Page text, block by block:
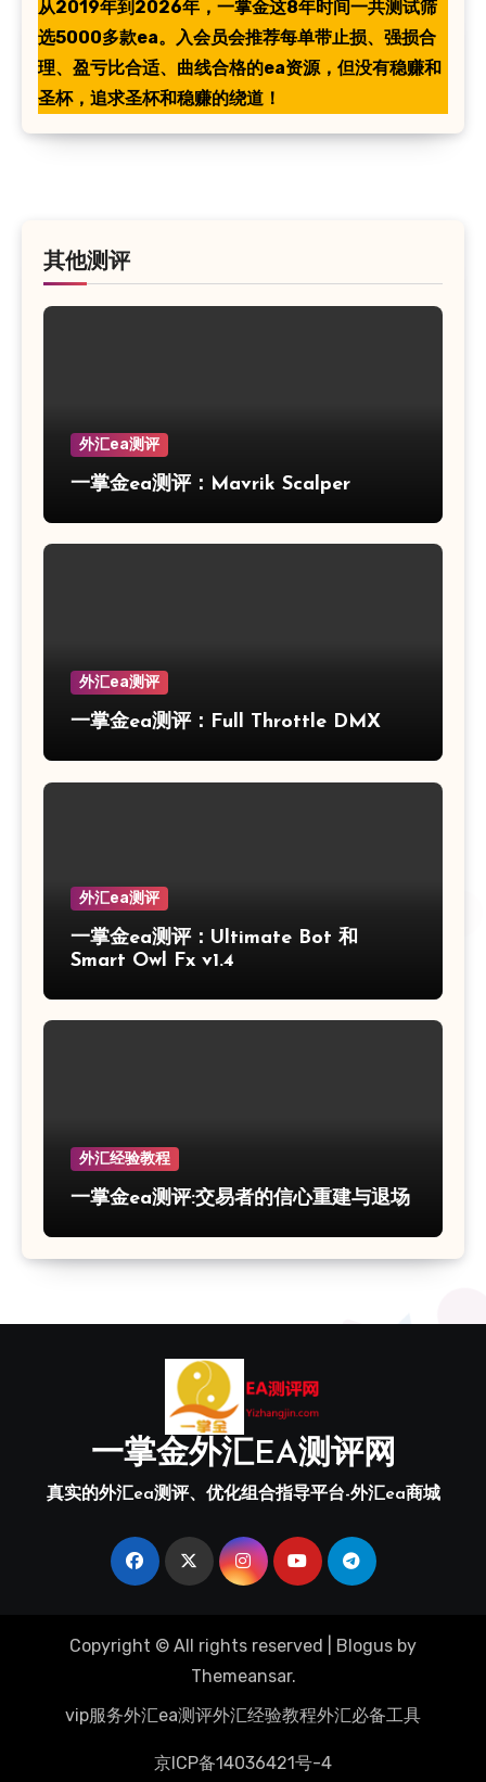
从2019年到2026年，一掌金这8年时间一共测试筛
选5000多款ea。入会员会推荐每单带止损、强损合
理、盈亏比合适、曲线合格的ea资源，但没有稳赚和
圣杯，追求圣杯和稳赚的绕道！
其他测评
外汇ea测评
一掌金ea测评：Mavrik Scalper
外汇ea测评
一掌金ea测评：Full Throttle DMX
外汇ea测评
一掌金ea测评：Ultimate Bot 和
Smart Owl Fx v1.4
外汇经验教程
一掌金ea测评:交易者的信心重建与退场
一掌金外汇EA测评网
真实的外汇ea测评、优化组合指导平台-外汇ea商城
Copyright © All rights reserved Blogus by
Themeansar.
vip服务外汇ea测评外汇经验教程外汇必备工具
京ICP备14036421号-4